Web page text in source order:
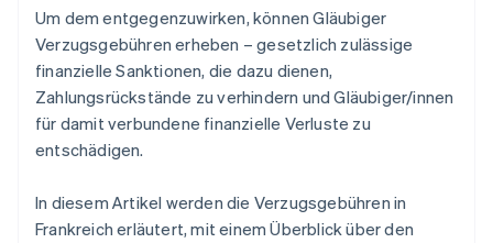
Um dem entgegenzuwirken, können Gläubiger
Verzugsgebühren erheben – gesetzlich zulässige
finanzielle Sanktionen, die dazu dienen,
Zahlungsrückstände zu verhindern und Gläubiger/innen
für damit verbundene finanzielle Verluste zu
entschädigen.
In diesem Artikel werden die Verzugsgebühren in
Frankreich erläutert, mit einem Überblick über den